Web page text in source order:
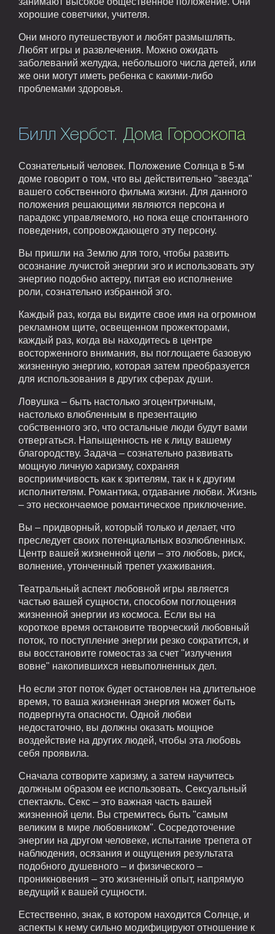
хорошие советчики, учителя.
Они много путешествуют и любят размышлять.
Любят игры и развлечения. Можно ожидать
заболеваний желудка, небольшого числа детей, или
же они могут иметь ребенка с какими-либо
проблемами здоровья.
Билл Хербст. Дома Гороскопа
Сознательный человек. Положение Солнца в 5-м
доме говорит о том, что вы действительно "звезда"
вашего собственного фильма жизни. Для данного
положения решающими являются персона и
парадокс управляемого, но пока еще спонтанного
поведения, сопровождающего эту персону.
Вы пришли на Землю для того, чтобы развить
осознание лучистой энергии эго и использовать эту
энергию подобно актеру, питая ею исполнение
роли, сознательно избранной эго.
Каждый раз, когда вы видите свое имя на огромном
рекламном щите, освещенном прожекторами,
каждый раз, когда вы находитесь в центре
восторженного внимания, вы поглощаете базовую
жизненную энергию, которая затем преобразуется
для использования в других сферах души.
Ловушка – быть настолько эгоцентричным,
настолько влюбленным в презентацию
собственного эго, что остальные люди будут вами
отвергаться. Напыщенность не к лицу вашему
благородству. Задача – сознательно развивать
мощную личную харизму, сохраняя
восприимчивость как к зрителям, так н к другим
исполнителям. Романтика, отдавание любви. Жизнь
– это нескончаемое романтическое приключение.
Вы – придворный, который только и делает, что
преследует своих потенциальных возлюбленных.
Центр вашей жизненной цели – это любовь, риск,
волнение, утонченный трепет ухаживания.
Театральный аспект любовной игры является
частью вашей сущности, способом поглощения
жизненной энергии из космоса. Если вы на
короткое время остановите творческий любовный
поток, то поступление энергии резко сократится, и
вы восстановите гомеостаз за счет "излучения
вовне" накопившихся невыполненных дел.
Но если этот поток будет остановлен на длительное
время, то ваша жизненная энергия может быть
подвергнута опасности. Одной любви
недостаточно, вы должны оказать мощное
воздействие на других людей, чтобы эта любовь
себя проявила.
Сначала сотворите харизму, а затем научитесь
должным образом ее использовать. Сексуальный
спектакль. Секс – это важная часть вашей
жизненной цели. Вы стремитесь быть "самым
великим в мире любовником". Сосредоточение
энергии на другом человеке, испытание трепета от
наблюдения, осязания и ощущения результата
подобного душевного – и физического –
проникновения – это жизненный опыт, напрямую
ведущий к вашей сущности.
Естественно, знак, в котором находится Солнце, и
аспекты к нему сильно модифицируют отношение к